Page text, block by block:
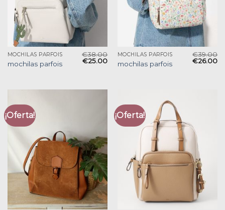
MOCHILAS PARFOIS
mochilas parfois
€38.00
€25.00
MOCHILAS PARFOIS
mochilas parfois
€39.00
€26.00
¡Oferta! ¡Oferta!